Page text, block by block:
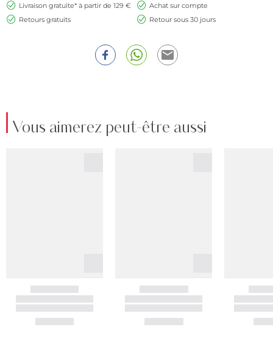
Livraison gratuite* à partir de 129 €
Achat sur compte
Retours gratuits
Retour sous 30 jours
Vous aimerez peut-être aussi